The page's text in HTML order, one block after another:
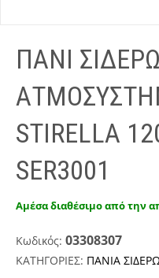
ΠΑΝΙ
STIRELLA
SER3001
Αμέσα διαθέσιμο από την
Κωδικός: 03308307
ΚΑΤΗΓΟΡΙΕΣ: ΠΑΝΙΑ